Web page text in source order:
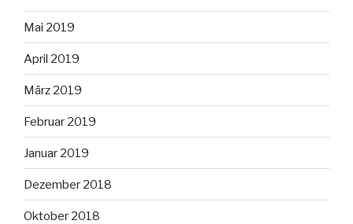
Mai 2019
April 2019
März 2019
Februar 2019
Januar 2019
Dezember 2018
Oktober 2018